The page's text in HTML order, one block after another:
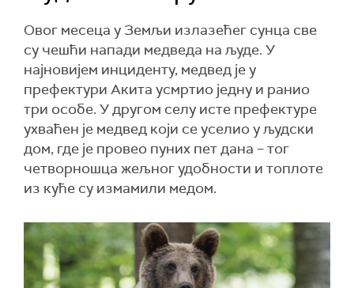
Овог месеца у Земљи излазећег сунца све
су чешћи напади медведа на људе. У
најновијем инциденту, медвед је у
префектури Акита усмртио једну и ранио
три особе. У другом селу исте префектуре
ухваћен је медвед који се уселио у људски
дом, где је провео пуних пет дана – тог
четворношца жељног удобности и топлоте
из куће су измамили медом.